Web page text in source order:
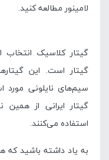
لامینور مطالعه کنید.
گیتار کلاسیک انتخاب
گیتار است. این
سیم‌های نایلونی مورد
گیتار ایرانی از
استفاده می‌کنند.
به یاد داشته باشید که